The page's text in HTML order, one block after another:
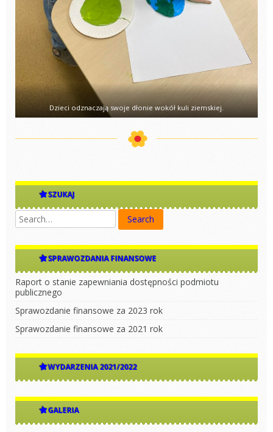
Dzieci odznaczają swoje dłonie wokół kuli ziemskiej.
SZUKAJ
SPRAWOZDANIA FINANSOWE
Raport o stanie zapewniania dostępności podmiotu
publicznego
Sprawozdanie finansowe za 2023 rok
Sprawozdanie finansowe za 2021 rok
WYDARZENIA 2021/2022
GALERIA